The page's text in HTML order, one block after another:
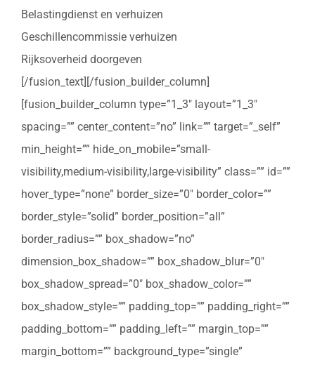
Belastingdienst en verhuizen
Geschillencommissie verhuizen
Rijksoverheid doorgeven
[/fusion_text][/fusion_builder_column]
[fusion_builder_column type=”1_3″ layout=”1_3″
spacing=”” center_content=”no” link=”” target=”_self”
min_height=”” hide_on_mobile=”small-
visibility,medium-visibility,large-visibility” class=”” id=””
hover_type=”none” border_size=”0″ border_color=””
border_style=”solid” border_position=”all”
border_radius=”” box_shadow=”no”
dimension_box_shadow=”” box_shadow_blur=”0″
box_shadow_spread=”0″ box_shadow_color=””
box_shadow_style=”” padding_top=”” padding_right=””
padding_bottom=”” padding_left=”” margin_top=””
margin_bottom=”” background_type=”single”